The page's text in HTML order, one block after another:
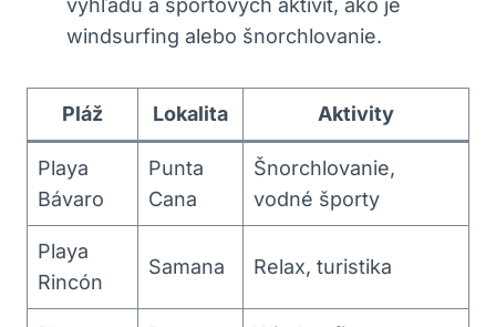
windsurfing alebo šnorchlovanie.
Pláž Lokalita Aktivity
Playa
Bávaro
Punta
Cana
Šnorchlovanie,
vodné športy
Playa
Rincón
Samana Relax, turistika